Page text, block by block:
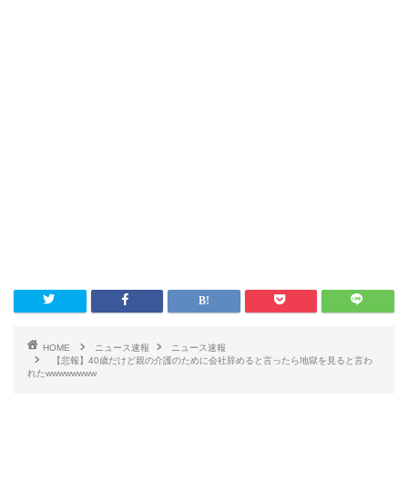
HOME ニュース速報
ニュース速報
【悲報】40歳だけど親の介護のために会社辞めると言ったら地獄を見ると言わ
れたwwwwwwww